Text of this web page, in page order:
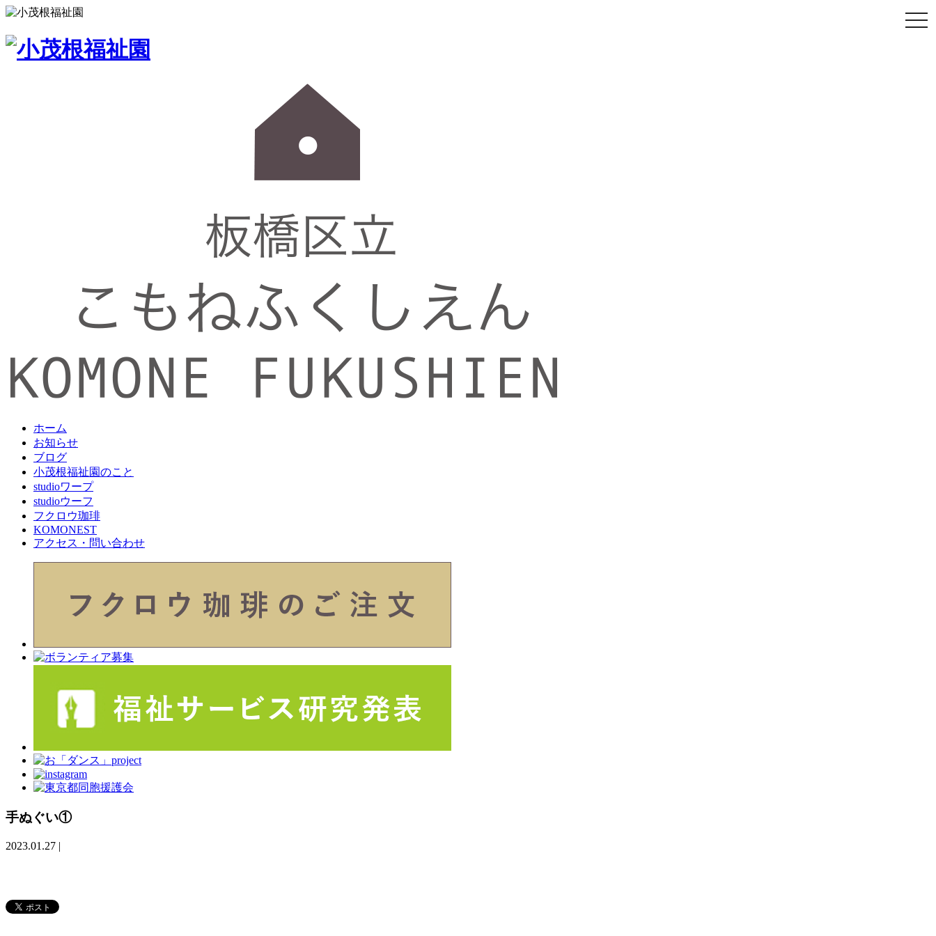
ホーム
お知らせ
ブログ
小茂根福祉園のこと
studioワープ
studioウーフ
フクロウ珈琲
KOMONEST
アクセス・問い合わせ
手ぬぐい①
2023.01.27 |